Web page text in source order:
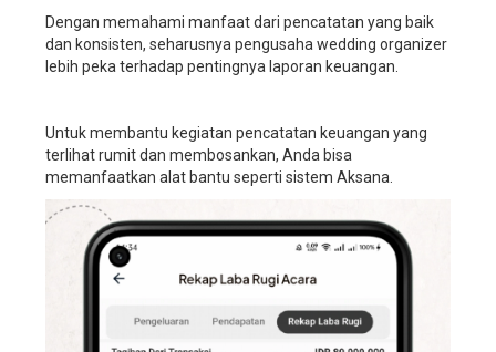
Dengan memahami manfaat dari pencatatan yang baik
dan konsisten, seharusnya pengusaha wedding organizer
lebih peka terhadap pentingnya laporan keuangan.
Untuk membantu kegiatan pencatatan keuangan yang
terlihat rumit dan membosankan, Anda bisa
memanfaatkan alat bantu seperti sistem Aksana.
wedding
organizer,
sistem
wedding
service,
sistem
manajemen
perusahaan